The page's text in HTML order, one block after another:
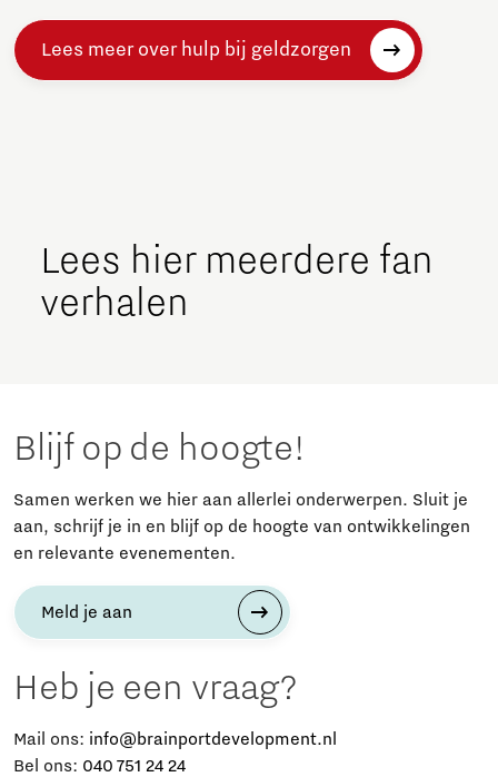
Lees meer over hulp bij geldzorgen
Lees hier meerdere fan
verhalen
Blijf op de hoogte!
Samen werken we hier aan allerlei onderwerpen. Sluit je
aan, schrijf je in en blijf op de hoogte van ontwikkelingen
en relevante evenementen.
Meld je aan
Heb je een vraag?
Mail ons: info@brainportdevelopment.nl
Bel ons: 040 751 24 24